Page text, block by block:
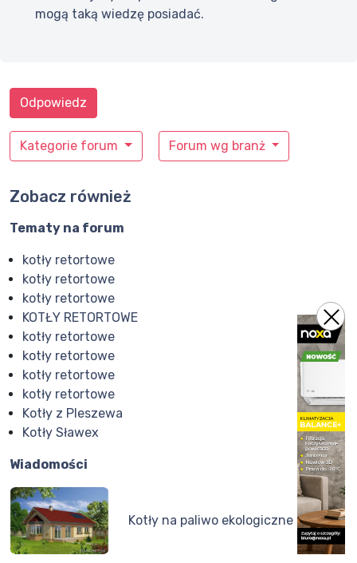
mogą taką wiedzę posiadać.
Kategorie forum Forum wg branż
Odpowiedz
Zobacz również
Tematy na forum
kotły retortowe
kotły retortowe
kotły retortowe
KOTŁY RETORTOWE
kotły retortowe
kotły retortowe
kotły retortowe
kotły retortowe
Kotły z Pleszewa
Kotły Sławex
Wiadomości
Kotły na paliwo ekologiczne